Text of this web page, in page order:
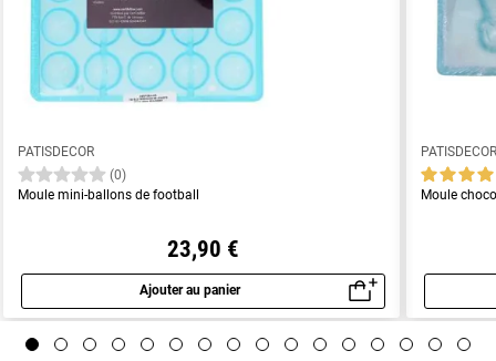
PATISDECOR
(0)
Moule mini-ballons de football
23,90 €
Ajouter au panier
Aperçu rapide
Moule